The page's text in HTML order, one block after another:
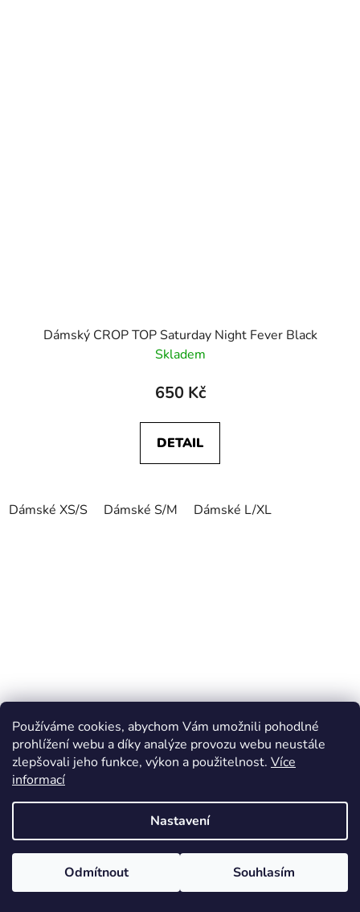
Používáme cookies, abychom Vám umožnili pohodlné
prohlížení webu a díky analýze provozu webu neustále
zlepšovali jeho funkce, výkon a použitelnost. Více
informací
Nastavení
Odmítnout Souhlasím
Dámský CROP TOP Saturday Night Fever Black
Skladem
650 Kč
DETAIL
Dámské XS/S Dámské S/M Dámské L/XL